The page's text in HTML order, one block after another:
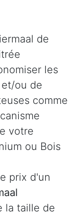
de
les
ou de
comme
votre
ou Bois
prix d'un
la taille de